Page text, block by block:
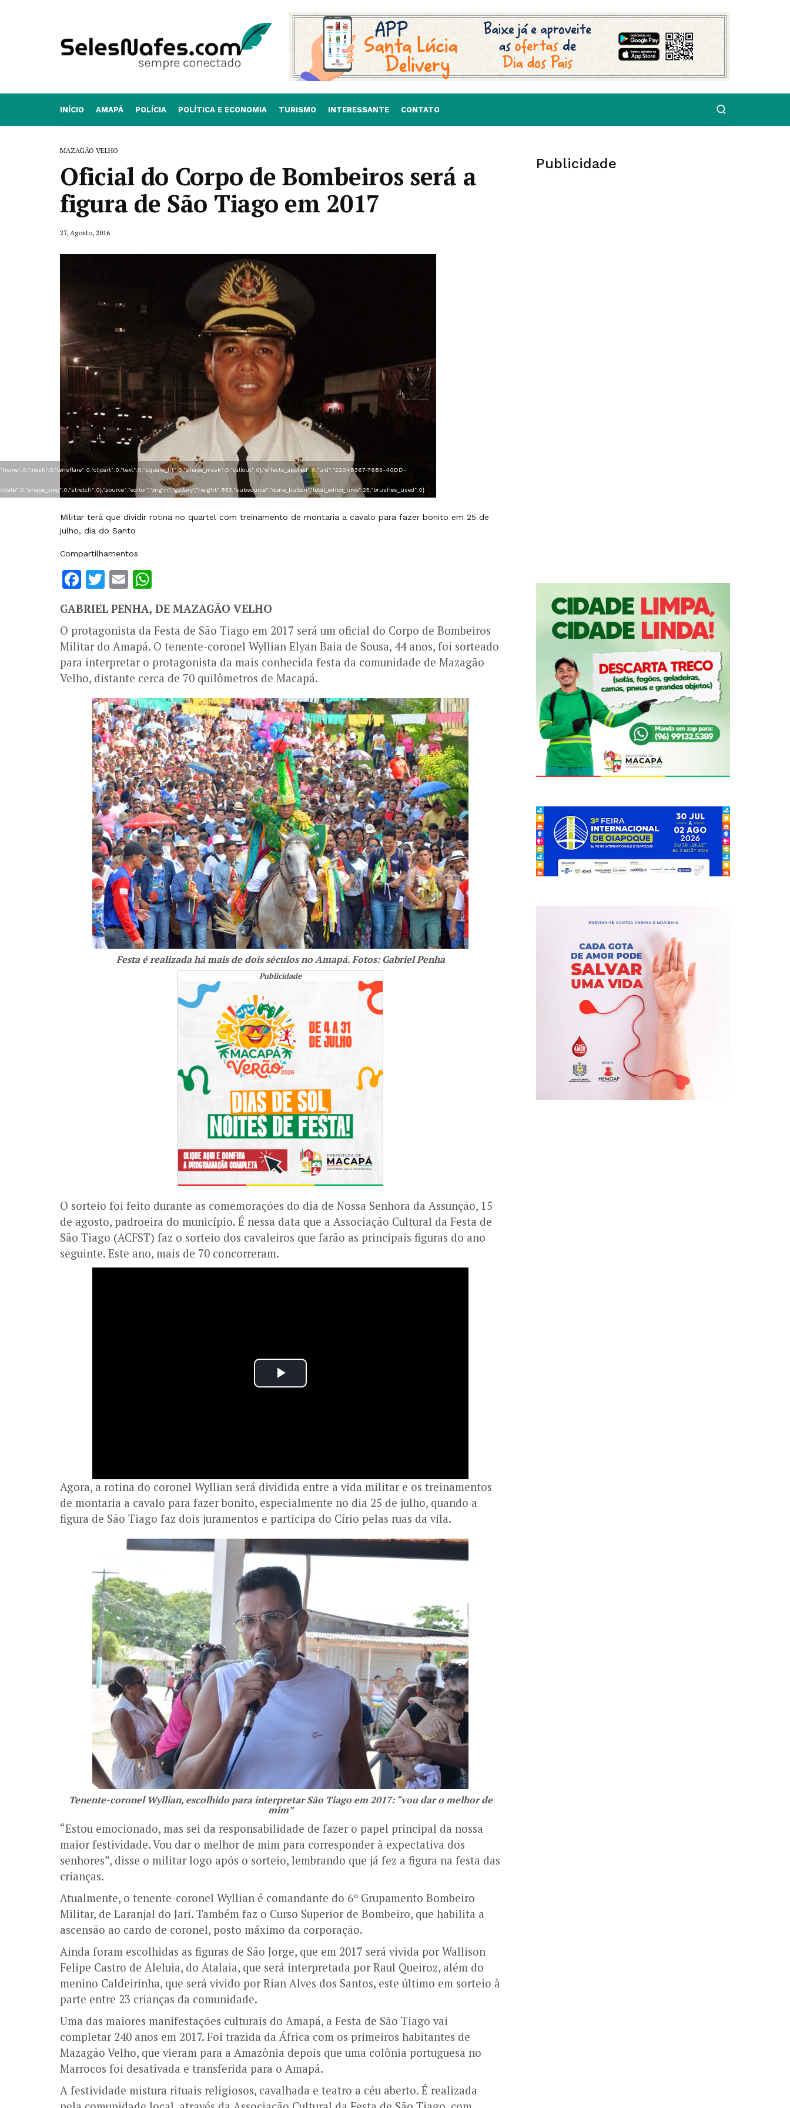
INÍCIO AMAPÁ POLÍCIA POLÍTICA E ECONOMIA TURISMO INTERESSANTE CONTATO
MAZAGÃO VELHO
Oficial do Corpo de Bombeiros será a
figura de São Tiago em 2017
27, Agosto, 2016
7683-40DD-
Militar terá que dividir rotina no quartel com treinamento de montaria a cavalo para fazer bonito em 25 de
julho, dia do Santo
Compartilhamentos
Facebook
Twitter
Email
GABRIEL PENHA, DE MAZAGÃO VELHO
O protagonista da Festa de São Tiago em 2017 será um oficial do Corpo de Bombeiros
Militar do Amapá. O tenente-coronel Wyllian Elyan Baia de Sousa, 44 anos, foi sorteado
para interpretar o protagonista da mais conhecida festa da comunidade de Mazagão
Velho, distante cerca de 70 quilômetros de Macapá.
Festa é realizada há mais de dois séculos no Amapá. Fotos: Gabriel Penha
Publicidade
O sorteio foi feito durante as comemorações do dia de Nossa Senhora da Assunção, 15
de agosto, padroeira do município. É nessa data que a Associação Cultural da Festa de
São Tiago (ACFST) faz o sorteio dos cavaleiros que farão as principais figuras do ano
seguinte. Este ano, mais de 70 concorreram.
Agora, a rotina do coronel Wyllian será dividida entre a vida militar e os treinamentos
de montaria a cavalo para fazer bonito, especialmente no dia 25 de julho, quando a
figura de São Tiago faz dois juramentos e participa do Círio pelas ruas da vila.
Tenente-coronel Wyllian, escolhido para interpretar São Tiago em 2017: “vou dar o melhor de
mim”
“Estou emocionado, mas sei da responsabilidade de fazer o papel principal da nossa
maior festividade. Vou dar o melhor de mim para corresponder à expectativa dos
senhores”, disse o militar logo após o sorteio, lembrando que já fez a figura na festa das
crianças.
Atualmente, o tenente-coronel Wyllian é comandante do 6º Grupamento Bombeiro
Militar, de Laranjal do Jari. Também faz o Curso Superior de Bombeiro, que habilita a
ascensão ao cardo de coronel, posto máximo da corporação.
Ainda foram escolhidas as figuras de São Jorge, que em 2017 será vivida por Wallison
Felipe Castro de Aleluia, do Atalaia, que será interpretada por Raul Queiroz, além do
menino Caldeirinha, que será vivido por Rian Alves dos Santos, este último em sorteio à
parte entre 23 crianças da comunidade.
Uma das maiores manifestações culturais do Amapá, a Festa de São Tiago vai
completar 240 anos em 2017. Foi trazida da África com os primeiros habitantes de
Mazagão Velho, que vieram para a Amazônia depois que uma colônia portuguesa no
Marrocos foi desativada e transferida para o Amapá.
A festividade mistura rituais religiosos, cavalhada e teatro a céu aberto. É realizada
Publicidade